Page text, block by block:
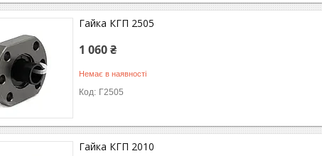
Гайка КГП 2505
1 060 ₴
Немає в наявності
Г2505
Гайка КГП 2010